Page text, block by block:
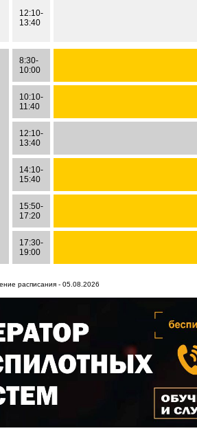
12:10-
13:40
8:30-
10:00
10:10-
11:40
12:10-
13:40
14:10-
15:40
15:50-
17:20
17:30-
19:00
расписания - 05.08.2026